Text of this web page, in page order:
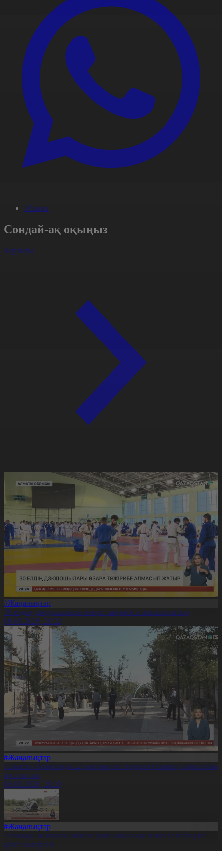
#Спорт
Сондай-ақ оқыңыз
Барлығы
#Жаңалықтар
30 елдің дзюдошылары өзара тәжірибе алмасып жатыр
06.08.2026, 20:22
#Жаңалықтар
Алматы облысында 22 мыңнан аса тұрғын тазалық жұмысына
атсалысты
06.08.2026, 20:20
#Жаңалықтар
Астанада жолаушы мінген ұшқышсыз әуе кемесі алғаш рет
әуеге көтерілді